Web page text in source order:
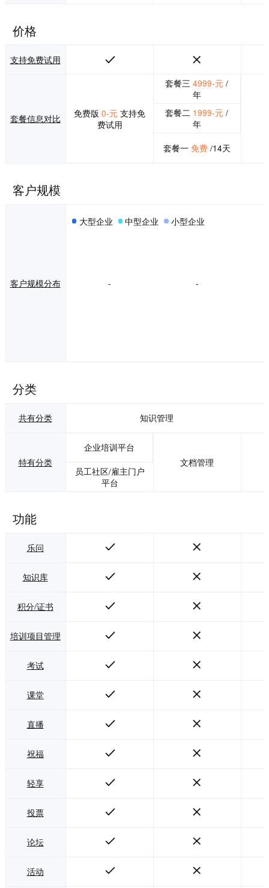
价格
支持免费试用
套餐信息对比 免费版 0-元 支持免
费试用
套餐三4999-元 /
年
套餐二 1999-元 /
年
套餐一免费 /14天
客户规模
客户规模分布
大型企业 中型企业 小型企业
- -
分类
共有分类 知识管理
特有分类
企业培训平台
员工社区/雇主门户
平台
文档管理
功能
乐问
知识库
积分/证书
培训项目管理
考试
课堂
直播
祝福
轻享
投票
论坛
活动